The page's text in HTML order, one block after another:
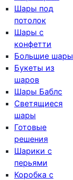
Шары под
потолок
Шары с
конфетти
Большие шары
Букеты из
шаров
Шары Баблс
Светящиеся
шары
Готовые
решения
Шарики с
перьями
Коробка с